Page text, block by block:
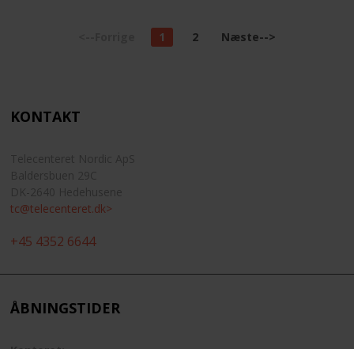
1 2 Næste-->
KONTAKT
tc@telecenteret.dk>
+45 4352 6644
ÅBNINGSTIDER